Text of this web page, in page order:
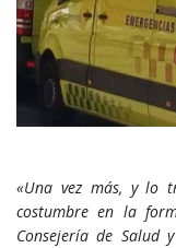
«Una vez más, y lo
costumbre en la
Consejería de Salud